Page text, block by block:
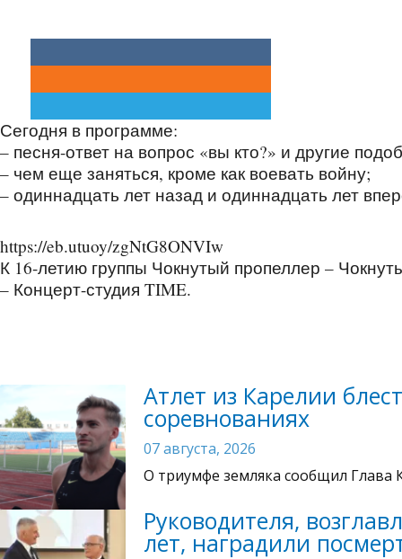
Сегодня в программе:
– песня-ответ на вопрос «вы кто?» и другие
– чем еще заняться, кроме как воевать войну;
– одиннадцать лет назад и одиннадцать лет
https://eb.utuoy/zgNtG8ONVIw
К 16-летию группы Чокнутый пропеллер –
– Концерт-студия TIME.
Атлет из Карелии
соревнованиях
07 августа, 2026
О триумфе земляка сообщил Глава
Руководителя,
лет, наградили